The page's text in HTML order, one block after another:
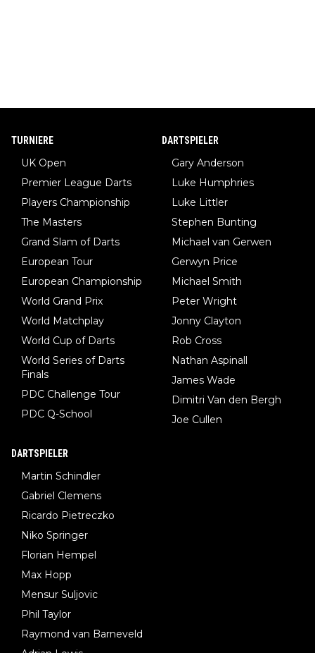
TURNIERE
UK Open
Premier League Darts
Players Championship
The Masters
Grand Slam of Darts
European Tour
European Championship
World Grand Prix
World Matchplay
World Cup of Darts
World Series of Darts
Finals
PDC Challenge Tour
PDC Q-School
DARTSPIELER
Gary Anderson
Luke Humphries
Luke Littler
Stephen Bunting
Michael van Gerwen
Gerwyn Price
Michael Smith
Peter Wright
Jonny Clayton
Rob Cross
Nathan Aspinall
James Wade
Dimitri Van den Bergh
Joe Cullen
DARTSPIELER
Martin Schindler
Gabriel Clemens
Ricardo Pietreczko
Niko Springer
Florian Hempel
Max Hopp
Mensur Suljovic
Phil Taylor
Raymond van Barneveld